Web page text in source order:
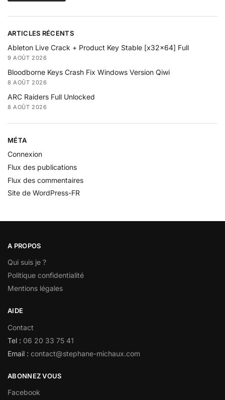
ARTICLES RÉCENTS
Ableton Live Crack + Product Key Stable [x32x64] Full
9 AOÛT 2026
Bloodborne Keys Crash Fix Windows Version Qiwi
8 AOÛT 2026
ARC Raiders Full Unlocked
8 AOÛT 2026
MÉTA
Connexion
Flux des publications
Flux des commentaires
Site de WordPress-FR
A PROPOS
Qui suis je ?
Politique confidentialité
Mentions légales
AIDE
Contact
Tel : 06 20 33 75 41
Email : contact@stephane-michaux.com
ABONNEZ VOUS
Facebook